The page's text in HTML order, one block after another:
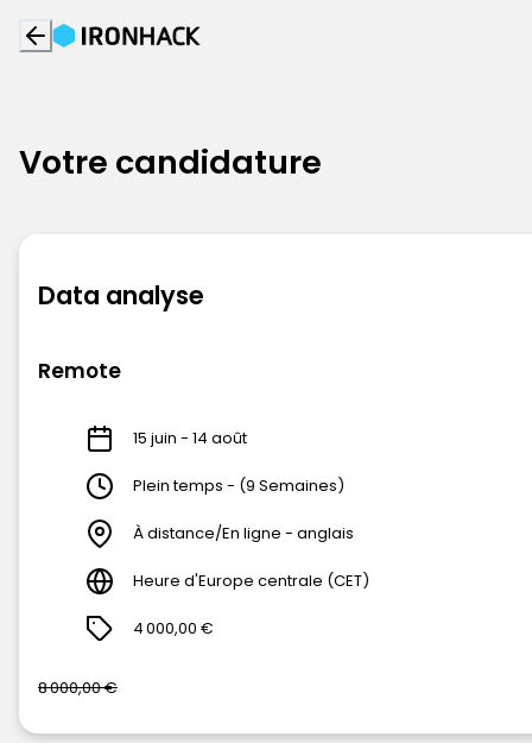
Votre candidature
Data analyse
Remote
15 juin - 14 août
Plein temps - (9 Semaines)
À distance/En ligne - anglais
Heure d'Europe centrale (CET)
4 000,00 €
8 000,00 €